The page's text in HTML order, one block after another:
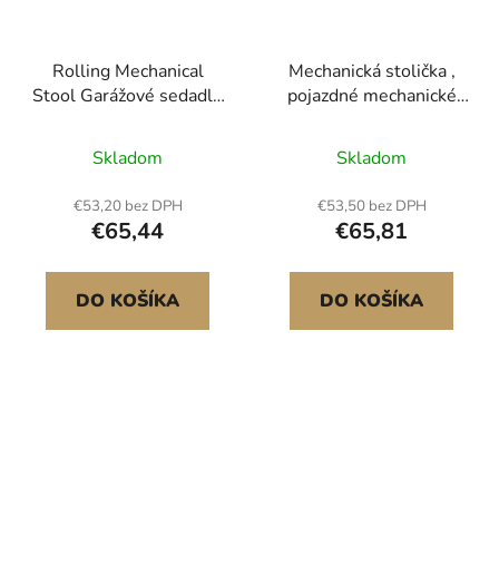
Rolling Mechanical
Stool Garážové sedadlo
kolieskami a úložným
priestorom
Skladom
€53,20 bez DPH
€65,44
DO KOŠÍKA
Mechanická stolička ,
pojazdné mechanické
300 LBS, so 4"
kolieskami, s tromi
výsuvnými zásobníkmi
na náradie a zásuvkou,
vysoko výkonné
pojazdné sedadlo pre
domácich kutilov v
Skladom
€53,50 bez DPH
€65,81
DO KOŠÍKA